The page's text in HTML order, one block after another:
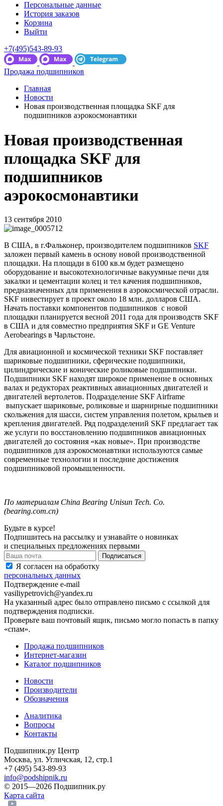
Персональные данные
История заказов
Корзина
Выйти
+7(495)543-89-93
Продажа подшипников
Главная
Новости
Новая производственная площадка SKF для
подшипников аэрокосмонавтики
Новая производственная
площадка SKF для
подшипников
аэрокосмонавтики
13 сентября 2010
В США, в г.Фальконер, производителем подшипников SKF
заложен первый камень в основу новой производственной
площадки. На площади в 6100 кв.м будет размещено
оборудование и высокотехнологичные вакуумные печи для
закалки и цементации колец и тел качения подшипников,
предназначенных для применения в аэрокосмической отрасли.
SKF инвестирует в проект около 18 млн. долларов США.
Начать поставки компонентов подшипников с новой
площадки планируется весной 2011 года для производств SKF
в США и для совместно предприятия SKF и GE Venture
Aerobearings в Чарльстоне.
Для авиационной и космической техники SKF поставляет
шариковые подшипники, сферические подшипники,
цилиндрические и конические роликовые подшипники.
Подшипники SKF находят широкое применение в основных
валах и редукторах реактивных авиационных двигателей и
двигателей вертолетов. Подразделение SKF Airframe
выпускает шариковые, роликовые и шарнирные подшипники
скольжения для шасси, систем управления полетом, крыльев и
крепления двигателей. Ряд подразделений SKF предлагает так
же услуги по восстановлению подшипников авиационных
двигателей до состояния «как новые». При производстве
подшипников для аэрокосмонавтики используются самые
современные технологии и последние достижения
подшипниковой промышленности.
По материалам China Bearing Unisun Tech. Co.
(bearing.com.cn)
Будьте в курсе!
Подпишитесь на рассылку и узнавайте о новинках
и специальных предложениях первыми
Я согласен на обработку
персональных данных
Подтверждение e-mail
vasiliypetrovich@yandex.ru
На указанный адрес было отправлено письмо с ссылкой для
подтверждения подписки.
Проверьте ваш почтовый ящик, письмо могло попасть в папку
«спам».
Продажа подшипников
Интернет-магазин
Каталог подшипников
Новости
Производители
Обозначения
Аналитика
Вопросы
Контакты
Подшипник.ру Центр
Москва, ул. Угличская, 12, стр.1
+7 (495) 543-89-93
info@podshipnik.ru
© 2015—2026 Подшипник.ру
Карта сайта